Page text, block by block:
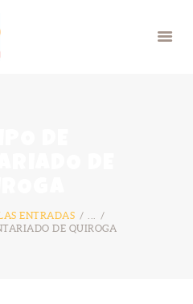
ENTRADAS
DE QUIROGA